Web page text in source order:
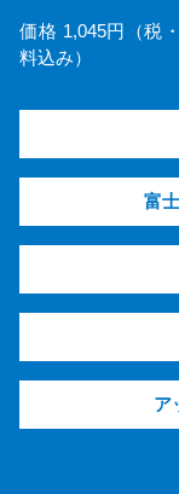
価格 1,045円（税
料込み）
富
ア